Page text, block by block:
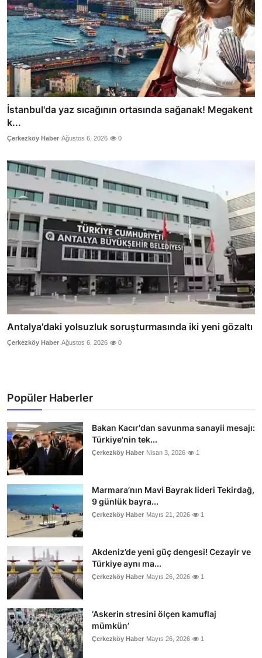
İstanbul'da yaz sıcağının ortasında sağanak! Megakent
k...
Çerkezköy Haber Ağustos 6, 2026 0
Antalya'daki yolsuzluk soruşturmasında iki yeni gözaltı
Çerkezköy Haber Ağustos 6, 2026 0
Popüler Haberler
Bakan Kacır'dan savunma sanayii mesajı:
Türkiye'nin tek...
Çerkezköy Haber Nisan 3, 2026 1
Marmara’nın Mavi Bayrak lideri Tekirdağ,
9 günlük bayra...
Çerkezköy Haber Mayıs 21, 2026 1
Akdeniz’de yeni güç dengesi! Cezayir ve
Türkiye aynı ma...
Çerkezköy Haber Mayıs 26, 2026 1
‘Askerin stresini ölçen kamuflaj
mümkün’
Çerkezköy Haber Mayıs 26, 2026 1